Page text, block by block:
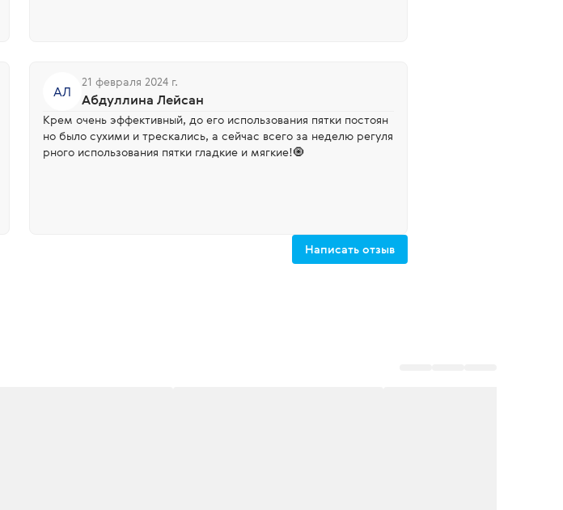
АЛ
21 февраля 2024 г.
Абдуллина Лейсан
Крем очень эффективный, до его использования пятки постоян
но было сухими и трескались, а сейчас всего за неделю регуля
рного использования пятки гладкие и мягкие!🧿
Написать отзыв